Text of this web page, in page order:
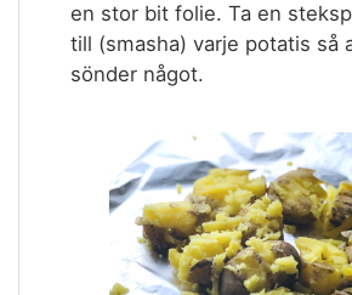
en stor bit folie. Ta en
till (smasha) varje potatis så
sönder något.